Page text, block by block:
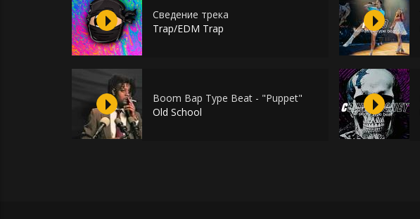
Сведение трека
Trap/EDM Trap
Boom Bap Type Beat - "Puppet"
Old School